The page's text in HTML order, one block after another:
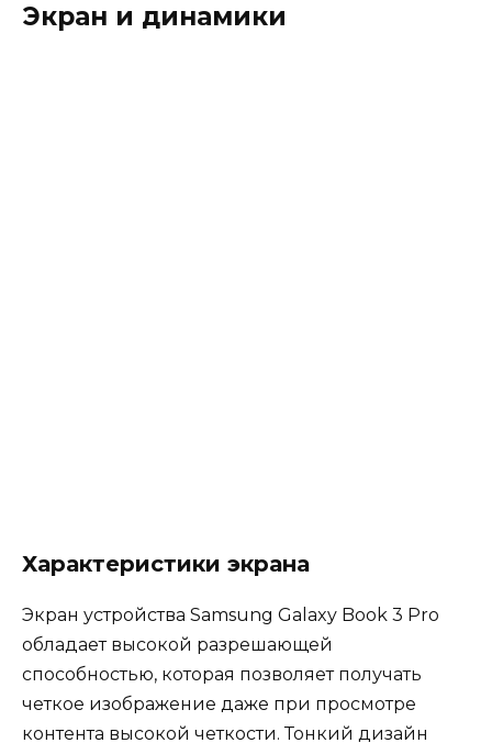
Экран и динамики
Характеристики экрана
Экран устройства Samsung Galaxy Book 3 Pro
обладает высокой разрешающей
способностью, которая позволяет получать
четкое изображение даже при просмотре
контента высокой четкости. Тонкий дизайн